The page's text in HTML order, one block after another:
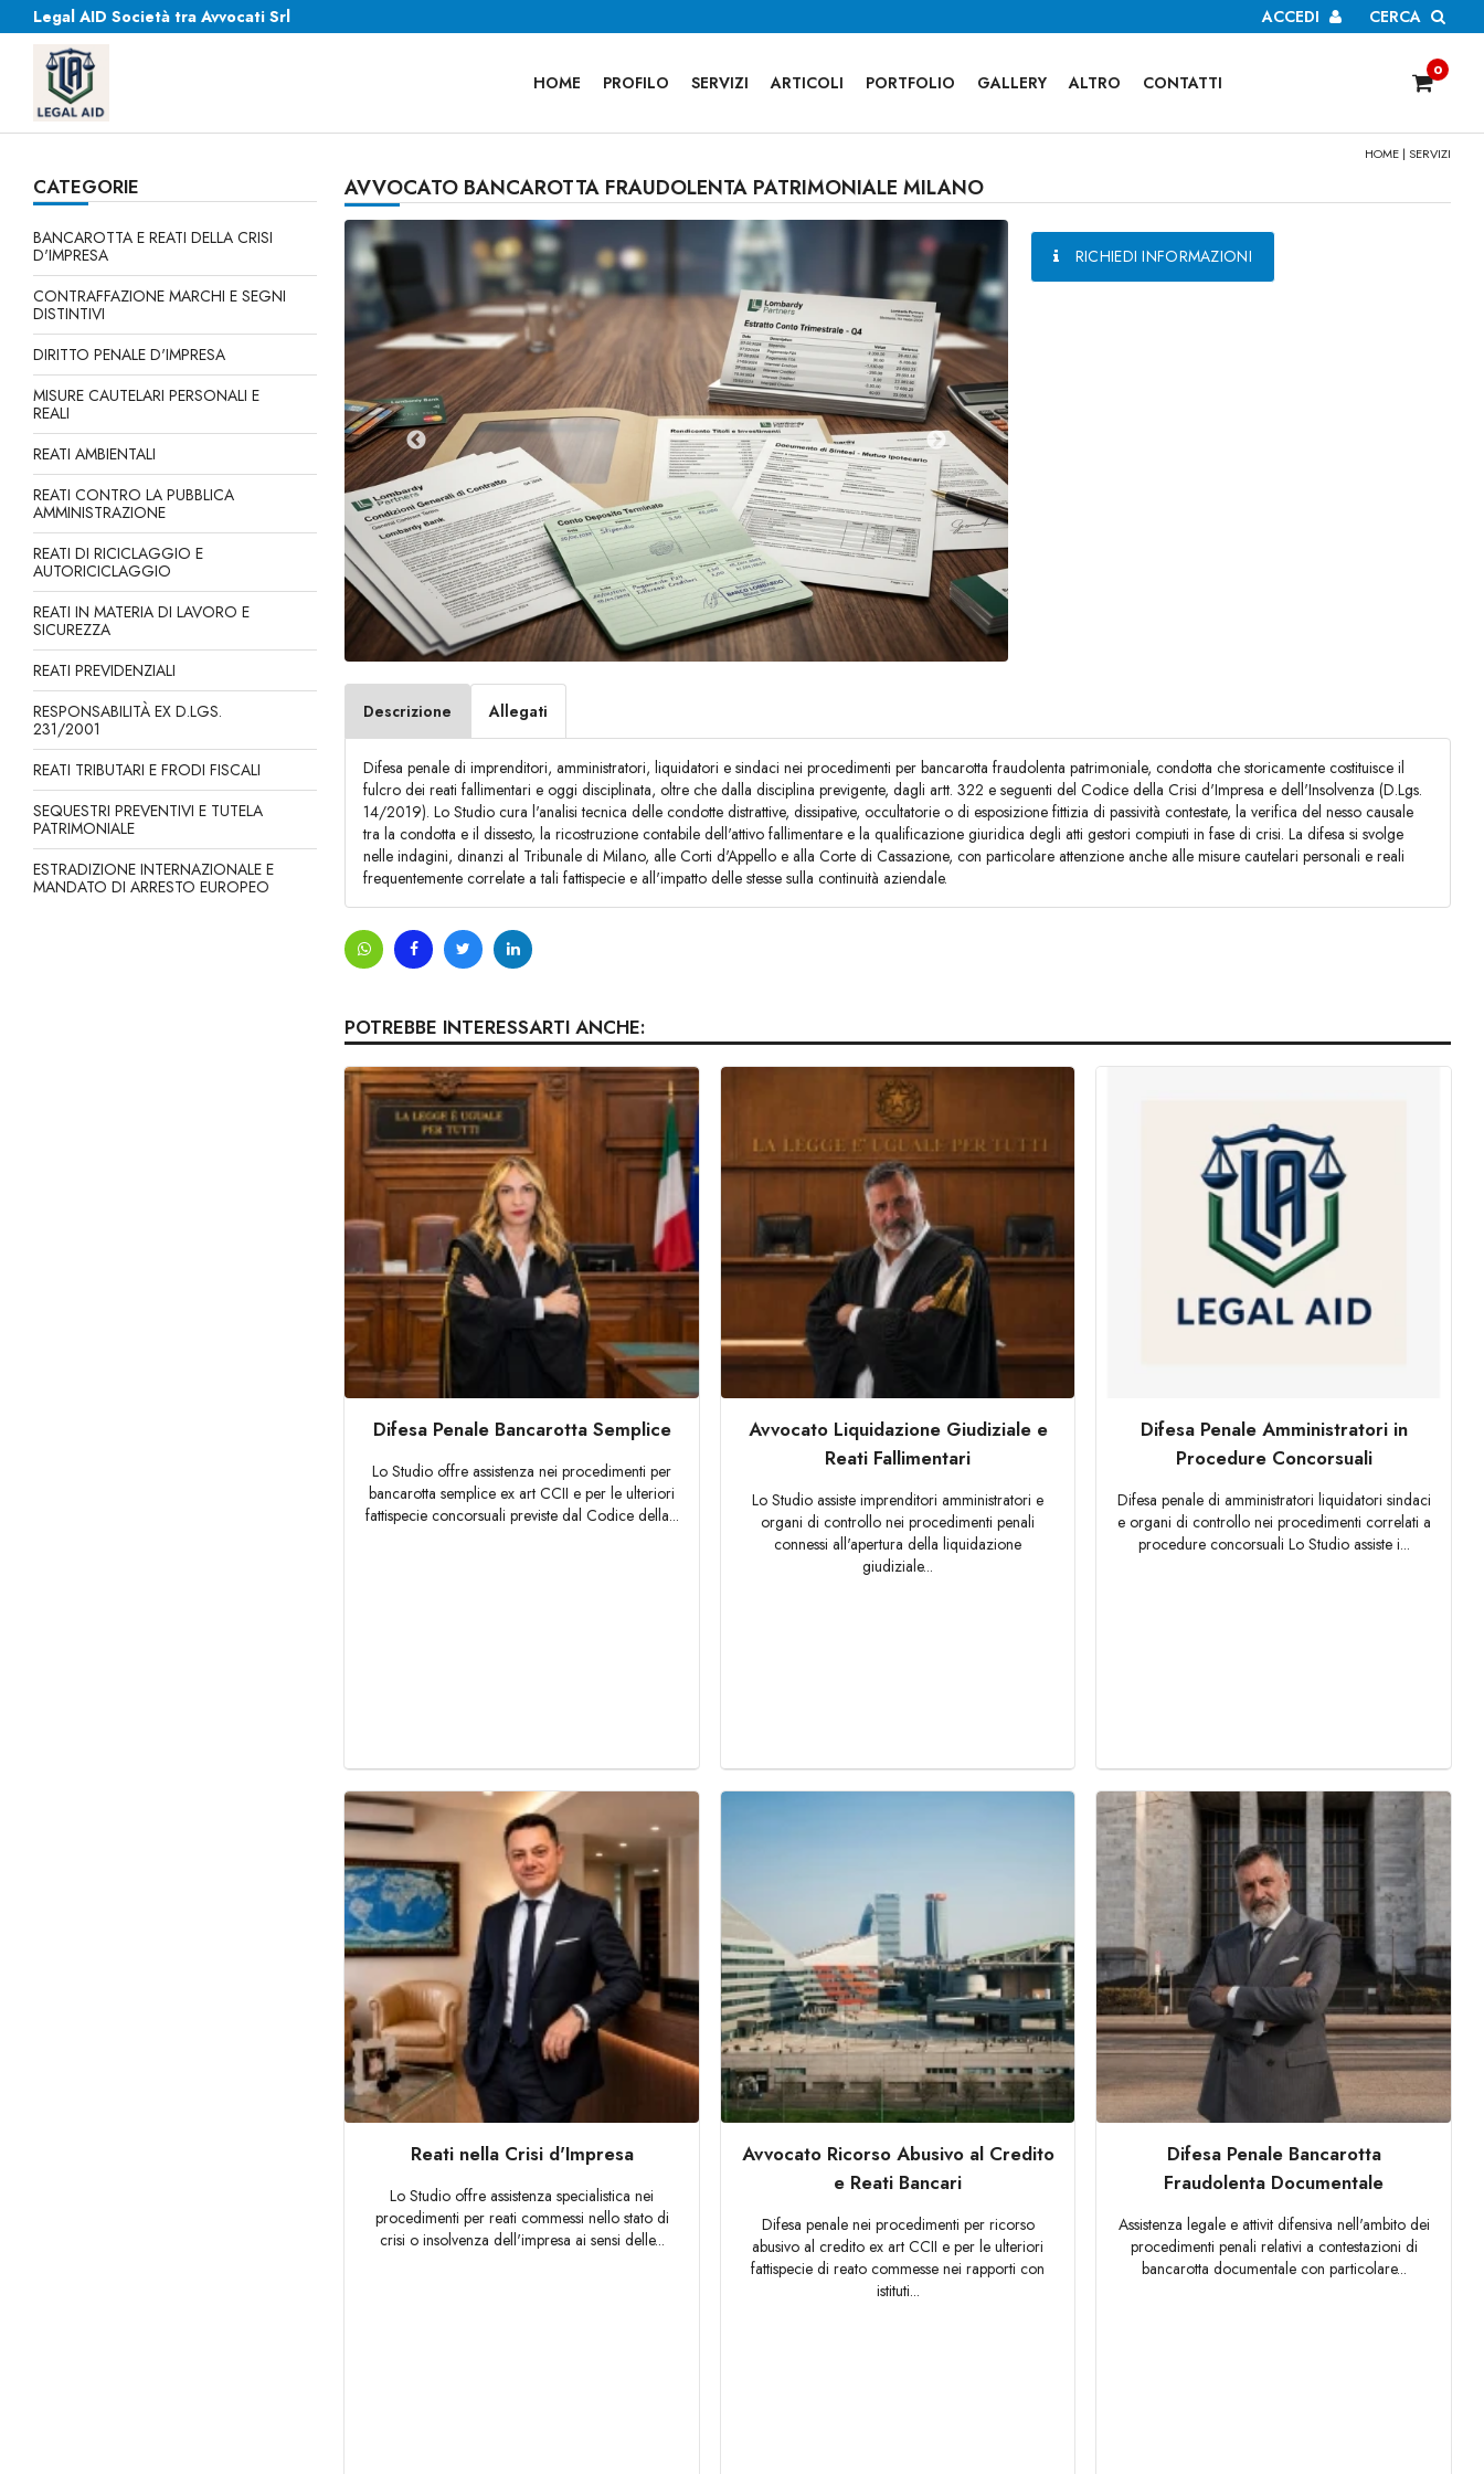
Legal AID Società tra Avvocati Srl CERCA
ACCEDI
HOME PROFILO SERVIZI ARTICOLI PORTFOLIO GALLERY ALTRO CONTATTI
0
HOME | SERVIZI
CATEGORIE
BANCAROTTA E REATI DELLA CRISI
D'IMPRESA
CONTRAFFAZIONE MARCHI E SEGNI
DISTINTIVI
DIRITTO PENALE D'IMPRESA
MISURE CAUTELARI PERSONALI E
REALI
REATI AMBIENTALI
REATI CONTRO LA PUBBLICA
AMMINISTRAZIONE
REATI DI RICICLAGGIO E
AUTORICICLAGGIO
REATI IN MATERIA DI LAVORO E
SICUREZZA
REATI PREVIDENZIALI
RESPONSABILITÀ EX D.LGS.
231/2001
REATI TRIBUTARI E FRODI FISCALI
SEQUESTRI PREVENTIVI E TUTELA
PATRIMONIALE
ESTRADIZIONE INTERNAZIONALE E
MANDATO DI ARRESTO EUROPEO
AVVOCATO BANCAROTTA FRAUDOLENTA PATRIMONIALE MILANO
RICHIEDI INFORMAZIONI
Descrizione Allegati
Difesa penale di imprenditori, amministratori, liquidatori e sindaci nei procedimenti per bancarotta fraudolenta patrimoniale, condotta che storicamente costituisce il
fulcro dei reati fallimentari e oggi disciplinata, oltre che dalla disciplina previgente, dagli artt. 322 e seguenti del Codice della Crisi d'Impresa e dell'Insolvenza (D.Lgs.
14/2019). Lo Studio cura l'analisi tecnica delle condotte distrattive, dissipative, occultatorie o di esposizione fittizia di passività contestate, la verifica del nesso causale
tra la condotta e il dissesto, la ricostruzione contabile dell'attivo fallimentare e la qualificazione giuridica degli atti gestori compiuti in fase di crisi. La difesa si svolge
nelle indagini, dinanzi al Tribunale di Milano, alle Corti d'Appello e alla Corte di Cassazione, con particolare attenzione anche alle misure cautelari personali e reali
frequentemente correlate a tali fattispecie e all'impatto delle stesse sulla continuità aziendale.
POTREBBE INTERESSARTI ANCHE:
Difesa Penale Bancarotta Semplice
Lo Studio offre assistenza nei procedimenti per
bancarotta semplice ex art CCII e per le ulteriori
fattispecie concorsuali previste dal Codice della...
Avvocato Liquidazione Giudiziale e
Reati Fallimentari
Lo Studio assiste imprenditori amministratori e
organi di controllo nei procedimenti penali
connessi all'apertura della liquidazione
giudiziale...
Difesa Penale Amministratori in
Procedure Concorsuali
Difesa penale di amministratori liquidatori sindaci
e organi di controllo nei procedimenti correlati a
procedure concorsuali Lo Studio assiste i...
Reati nella Crisi d'Impresa
Lo Studio offre assistenza specialistica nei
procedimenti per reati commessi nello stato di
crisi o insolvenza dell'impresa ai sensi delle...
Avvocato Ricorso Abusivo al Credito
e Reati Bancari
Difesa penale nei procedimenti per ricorso
abusivo al credito ex art CCII e per le ulteriori
fattispecie di reato commesse nei rapporti con
istituti...
Difesa Penale Bancarotta
Fraudolenta Documentale
Assistenza legale e attivit difensiva nell'ambito dei
procedimenti penali relativi a contestazioni di
bancarotta documentale con particolare...